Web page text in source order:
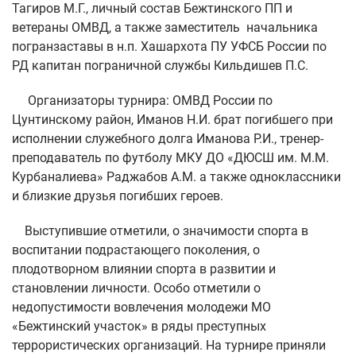
Тагиров М.Г., личный состав Бежтинского ПП и
ветераны ОМВД, а также заместитель начальника
погранзаставы в н.п. Хашархота ПУ УФСБ России по
РД капитан пограничной службы Кильдишев П.С.
Организаторы турнира: ОМВД России по
Цунтинскому район, Иманов Н.И. брат погибшего при
исполнении служебного долга Иманова Р.И., тренер-
преподаватель по футболу МКУ ДО «ДЮСШ им. М.М.
Курбаналиева» Раджабов А.М. а также одноклассники
и близкие друзья погибших героев.
Выступившие отметили, о значимости спорта в
воспитании подрастающего поколения, о
плодотворном влиянии спорта в развитии и
становлении личности. Особо отметили о
недопустимости вовлечения молодежи МО
«Бежтинский участок» в ряды преступных
террористических организаций. На турнире приняли